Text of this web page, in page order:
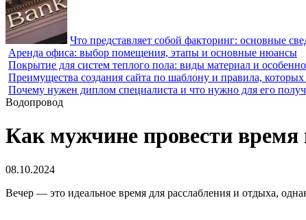
Что представляет собой факторинг: основные
Аренда офиса: выбор помещения, этапы и основные нюансы
Покрытие для систем теплого пола: виды материал и
Преимущества создания сайта по шаблону и правила,
Почему нужен диплом специалиста и что нужно для его
Водопровод
Как мужчине провести время
08.10.2024
Вечер — это идеальное время для расслабления и отдыха,